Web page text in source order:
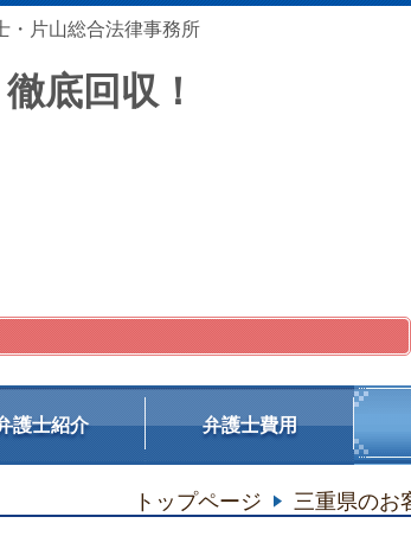
・片山総合法律事務所
底回収！
護士紹介 弁護士費用
トップページ 三重県のお